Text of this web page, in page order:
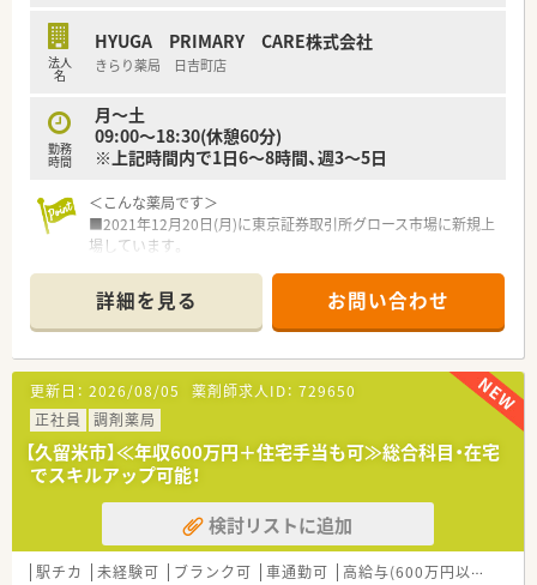
特化することで、着実な事業成長を続けています。
■全国に多数の店舗を展開していますが、原則として転居を伴う
ような異動はないため安心して長く働けます。
【求人情報について】
■正社員として勤務していただく薬剤師を募集しており、経験や
スキルをしっかりと考慮して条件を決定します。
であっても事前の相談が可能となっております。
■基本給に加えて薬剤師資格手当などの各種手当が充実してお
り、安定した収入を得ることが可能な環境です。
法人
名
HYUGA PRIMARY CARE株式会社
きらり薬局 日吉町店
勤務
時間
月～土
09:00～18:30(休憩60分)
※上記時間内で1日6～8時間、週3～5日
＜こんな薬局です＞
■2021年12月20日(月)に東京証券取引所グロース市場に新規上
場しています。
千葉県・神奈川県に39店舗展開しています。(2022年10月時点）
■超高齢化社会で必ず必要となる在宅業務に積極的に取り組ん
でおり着実に成長を続けています。
■オンライン服薬指導(28店舗実施)、地域連携薬局(21店舗)、零
売など最先端の取り組みを実施しています。
＜在宅に不安がある方も安心＞
■在宅業務専用システムを自社開発しており、現場の薬剤師の意
見を集約して作っているので業務負荷軽減につながっています。
報告書も、その場で入力が出来る仕組みを作っており、残業時間
を削減しています。
■臨時処方や急な在宅訪問に対応する『臨時処方専任薬剤師』を
配置しているので、 大幅な残業はありません。
■運転に不安のある方は3ヶ月研修があるので、着実に慣れて頂
詳細を見る お問い合わせ
更新日： 2026/08/05 薬剤師求人ID： 729650
正社員
調剤薬局
【久留米市】≪年収600万円＋住宅手当も可≫総合科目・在宅
でスキルアップ可能！
検討リストに追加
駅チカ 未経験可 ブランク可 車通勤可 高給与(600万円以上)